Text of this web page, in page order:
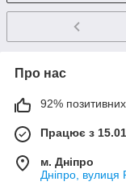
Про нас
92% позитивних
Працює з
м. Дніпро
Дніпро, вулиця